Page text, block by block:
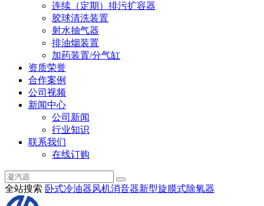
连续（定期）排污扩容器
胶球清洗装置
射水抽气器
排油烟装置
加药装置/分气缸
资质荣誉
合作案例
公司视频
新闻中心
公司新闻
行业知识
联系我们
在线订购
全站搜索 卧式冷油器风机消音器新型旋膜式除氧器